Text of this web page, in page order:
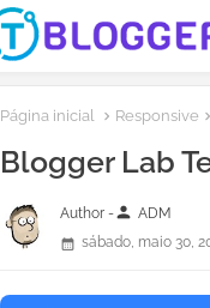
Página inicial Responsive
Blogger Lab
Author -person ADM
sábado, maio 30,